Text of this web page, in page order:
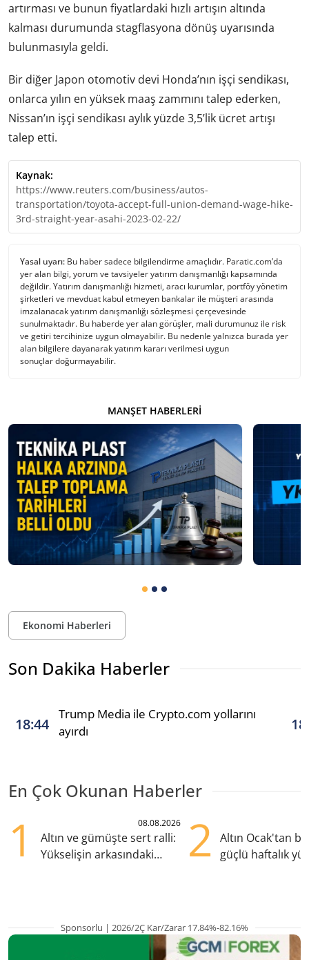
artırması ve bunun fiyatlardaki hızlı artışın altında
kalması durumunda stagflasyona dönüş uyarısında
bulunmasıyla geldi.
Bir diğer Japon otomotiv devi Honda’nın işçi sendikası,
onlarca yılın en yüksek maaş zammını talep ederken,
Nissan’ın işçi sendikası aylık yüzde 3,5’lik ücret artışı
talep etti.
Kaynak:
https://www.reuters.com/business/autos-
transportation/toyota-accept-full-union-demand-wage-hike-
3rd-straight-year-asahi-2023-02-22/
Yasal uyarı: Bu haber sadece bilgilendirme amaçlıdır. Paratic.com’da
yer alan bilgi, yorum ve tavsiyeler yatırım danışmanlığı kapsamında
değildir. Yatırım danışmanlığı hizmeti, aracı kurumlar, portföy yönetim
şirketleri ve mevduat kabul etmeyen bankalar ile müşteri arasında
imzalanacak yatırım danışmanlığı sözleşmesi çerçevesinde
sunulmaktadır. Bu haberde yer alan görüşler, mali durumunuz ile risk
ve getiri tercihinize uygun olmayabilir. Bu nedenle yalnızca burada yer
alan bilgilere dayanarak yatırım kararı verilmesi uygun
sonuçlar doğurmayabilir.
MANŞET HABERLERI
Ekonomi Haberleri
Son Dakika Haberler
18:44
Trump Media ile Crypto.com yollarını
ayırdı
En Çok Okunan Haberler
1 08.08.2026
Altın ve gümüşte sert ralli:
Yükselişin arkasındaki
2
Altın Ocak'tan
güçlü haftalık
Sponsorlu | 2026/2Ç Kar/Zarar 17.84%-82.16%